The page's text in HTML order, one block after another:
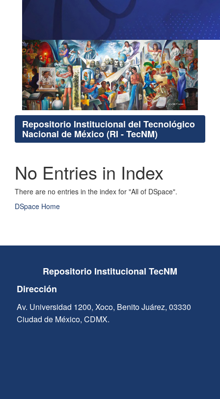
Repositorio Institucional del Tecnológico
Nacional de México (RI - TecNM)
No Entries in Index
There are no entries in the index for "All of DSpace".
DSpace Home
Repositorio Institucional TecNM
Dirección
Av. Universidad 1200, Xoco, Benito Juárez, 03330
Ciudad de México, CDMX.